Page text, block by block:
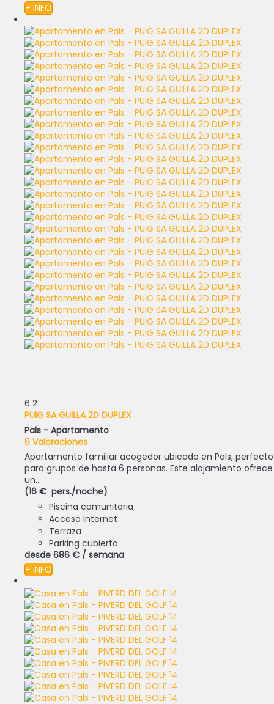
+ INFO
6 2
PUIG SA GUILLA 2D DUPLEX
Pals - Apartamento
6 Valoraciones
Apartamento familiar acogedor ubicado en Pals, perfecto
para grupos de hasta 6 personas. Este alojamiento ofrece
un...
(16 € pers./noche)
Piscina comunitaria
Acceso Internet
Terraza
Parking cubierto
desde 686 € / semana
+ INFO